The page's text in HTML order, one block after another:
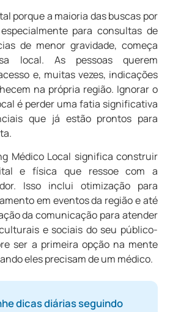
porque a maioria das buscas por
para consultas de
de menor gravidade, começa
local. As pessoas querem
e, muitas vezes, indicações
na própria região. Ignorar o
é perder uma fatia significativa
que já estão prontos para
Médico Local significa construir
e física que ressoe com a
Isso inclui otimização para
em eventos da região e até
da comunicação para atender
e sociais do seu público-
ser a primeira opção na mente
eles precisam de um médico.
dicas diárias seguindo